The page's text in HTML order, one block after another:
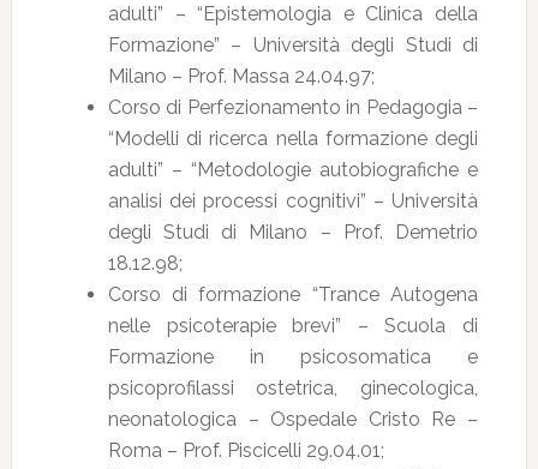
adulti” – “Epistemologia e Clinica della
Formazione” – Università degli Studi di
Milano – Prof. Massa 24.04.97;
Corso di Perfezionamento in Pedagogia –
“Modelli di ricerca nella formazione degli
adulti” – “Metodologie autobiografiche e
analisi dei processi cognitivi” – Università
degli Studi di Milano – Prof. Demetrio
18.12.98;
Corso di formazione “Trance Autogena
nelle psicoterapie brevi” – Scuola di
Formazione in psicosomatica e
psicoprofilassi ostetrica, ginecologica,
neonatologica – Ospedale Cristo Re –
Roma – Prof. Piscicelli 29.04.01;